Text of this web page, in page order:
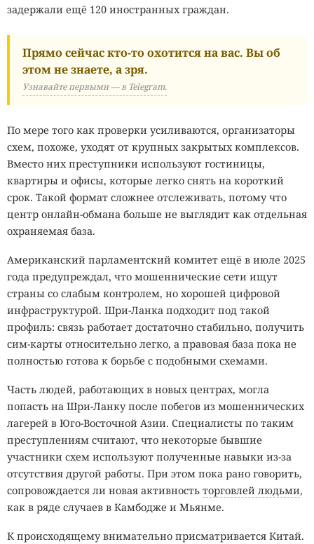
задержали ещё 120 иностранных граждан.
Прямо сейчас кто-то охотится на вас. Вы об
этом не знаете, а зря.
Узнавайте первыми — в Telegram.
По мере того как проверки усиливаются, организаторы
схем, похоже, уходят от крупных закрытых комплексов.
Вместо них преступники используют гостиницы,
квартиры и офисы, которые легко снять на короткий
срок. Такой формат сложнее отслеживать, потому что
центр онлайн-обмана больше не выглядит как отдельная
охраняемая база.
Американский парламентский комитет ещё в июле 2025
года предупреждал, что мошеннические сети ищут
страны со слабым контролем, но хорошей цифровой
инфраструктурой. Шри-Ланка подходит под такой
профиль: связь работает достаточно стабильно, получить
сим-карты относительно легко, а правовая база пока не
полностью готова к борьбе с подобными схемами.
Часть людей, работающих в новых центрах, могла
попасть на Шри-Ланку после побегов из мошеннических
лагерей в Юго-Восточной Азии. Специалисты по таким
преступлениям считают, что некоторые бывшие
участники схем используют полученные навыки из-за
отсутствия другой работы. При этом пока рано говорить,
сопровождается ли новая активность торговлей людьми,
как в ряде случаев в Камбодже и Мьянме.
К происходящему внимательно присматривается Китай.